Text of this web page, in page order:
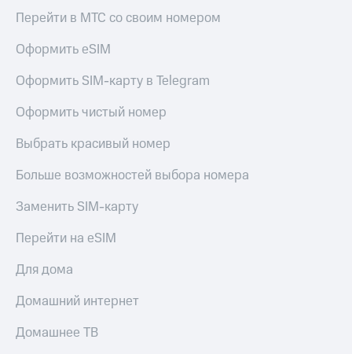
автоплатежа
номер
оператора
Оплата
и
с
телефона
на карту
МТС Pay
Оплата
по QR-
коду
за границей
Перейти в МТС со своим номером
Оформить eSIM
Оформить SIM-карту в Telegram
Оформить чистый номер
Выбрать красивый номер
Больше возможностей выбора номера
Заменить SIM-карту
Перейти на eSIM
Для дома
Домашний интернет
Домашнее ТВ